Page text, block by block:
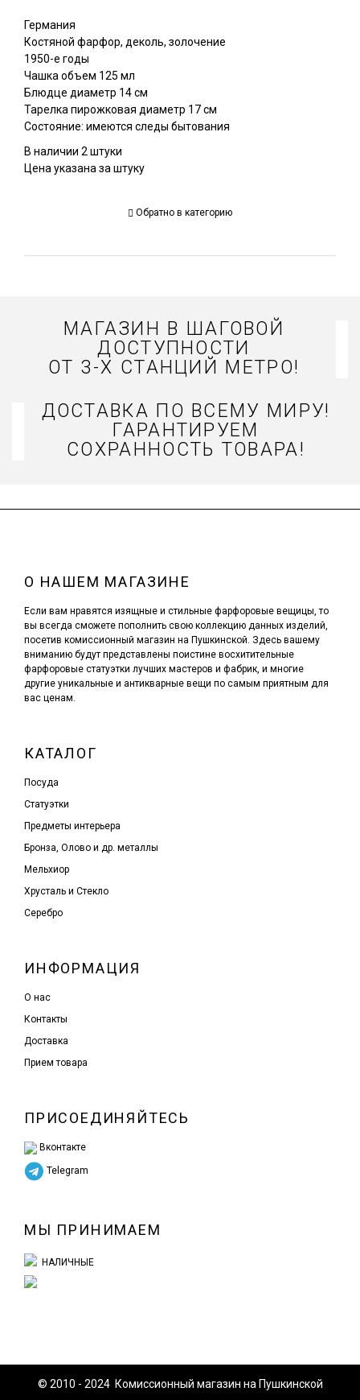
Германия
Костяной фарфор, деколь, золочение
1950-е годы
Чашка объем 125 мл
Блюдце диаметр 14 см
Тарелка пирожковая диаметр 17 см
Состояние: имеются следы бытования
В наличии 2 штуки
Цена указана за штуку
Обратно в категорию
МАГАЗИН В ШАГОВОЙ
ДОСТУПНОСТИ
ОТ 3-Х СТАНЦИЙ МЕТРО!
ДОСТАВКА ПО ВСЕМУ МИРУ!
ГАРАНТИРУЕМ
СОХРАННОСТЬ ТОВАРА!
О НАШЕМ МАГАЗИНЕ
Если вам нравятся изящные и стильные фарфоровые вещицы, то
вы всегда сможете пополнить свою коллекцию данных изделий,
посетив комиссионный магазин на Пушкинской. Здесь вашему
вниманию будут представлены поистине восхитительные
фарфоровые статуэтки лучших мастеров и фабрик, и многие
другие уникальные и антикварные вещи по самым приятным для
вас ценам.
КАТАЛОГ
Посуда
Статуэтки
Предметы интерьера
Бронза, Олово и др. металлы
Мельхиор
Хрусталь и Стекло
Серебро
ИНФОРМАЦИЯ
О нас
Контакты
Доставка
Прием товара
ПРИСОЕДИНЯЙТЕСЬ
Вконтакте
Telegram
МЫ ПРИНИМАЕМ
НАЛИЧНЫЕ
© 2010 - 2024 Комиссионный магазин на Пушкинской